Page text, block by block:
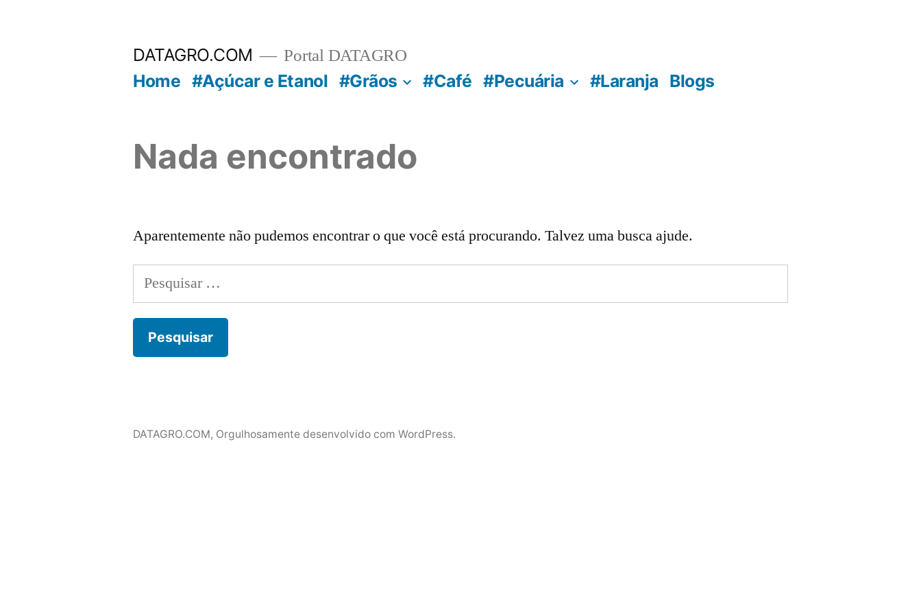
DATAGRO.COM Portal DATAGRO
Home #Açúcar e Etanol #Grãos #Café #Pecuária #Laranja Blogs
Nada encontrado
Aparentemente não pudemos encontrar o que você está procurando. Talvez uma busca ajude.
Pesquisar
por:
DATAGRO.COM, Orgulhosamente desenvolvido com WordPress.